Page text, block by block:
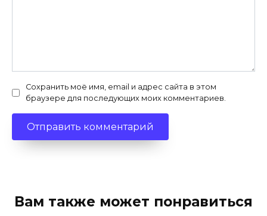
Сохранить моё имя, email и адрес сайта в этом
браузере для последующих моих комментариев.
Вам также может понравиться